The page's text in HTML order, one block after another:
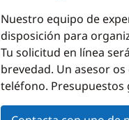
Nuestro equipo de
disposición para
Tu solicitud en línea
brevedad. Un asesor
teléfono.